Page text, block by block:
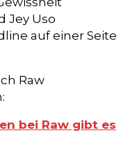
Jey Uso
auf einer Seite
Raw
bei Raw gibt es